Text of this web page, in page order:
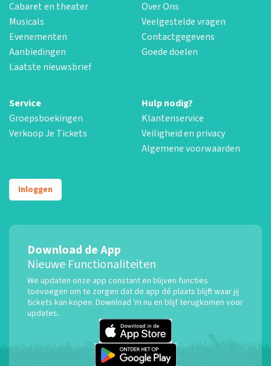
Cabaret en theater
Musicals
Evenementen
Aanbiedingen
Laatste nieuwsbrief
Over Ons
Veelgestelde vragen
Contactgegevens
Goede doelen
Service
Groepsboekingen
Verkoop Je Tickets
Hulp nodig?
Klantenservice
Veiligheid en privacy
Algemene voorwaarden
Inloggen
Download de App
Nieuwe Functionaliteiten
We updaten onze app constant en blijven functies
toevoegen om te zorgen dat de app dé plaats blijft waar jij
tickets kan kopen. Download 'm nu en blijf terugkomen voor
updates.